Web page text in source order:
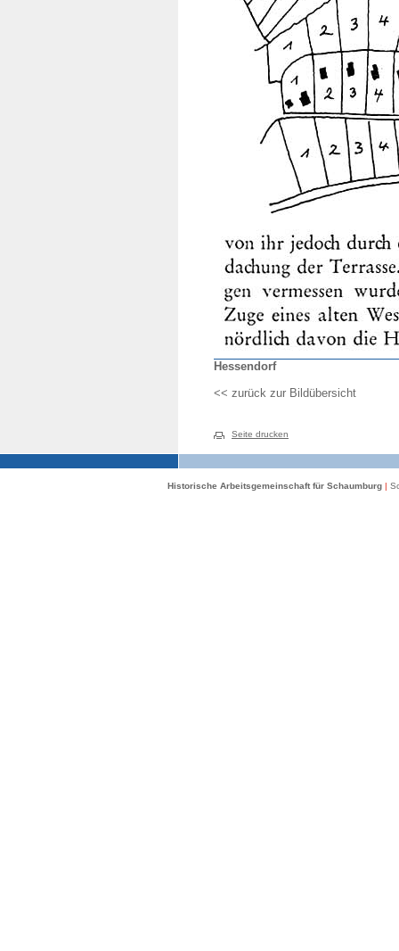
Hessendorf
<< zurück zur Bildübersicht
Seite drucken
Historische Arbeitsgemeinschaft für Schaumburg |